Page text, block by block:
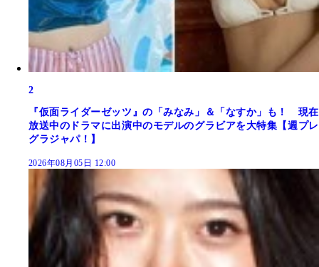
2
『仮面ライダーゼッツ』の「みなみ」＆「なすか」も！ 現在
放送中のドラマに出演中のモデルのグラビアを大特集【週プレ
グラジャパ！】
2026年08月05日 12:00